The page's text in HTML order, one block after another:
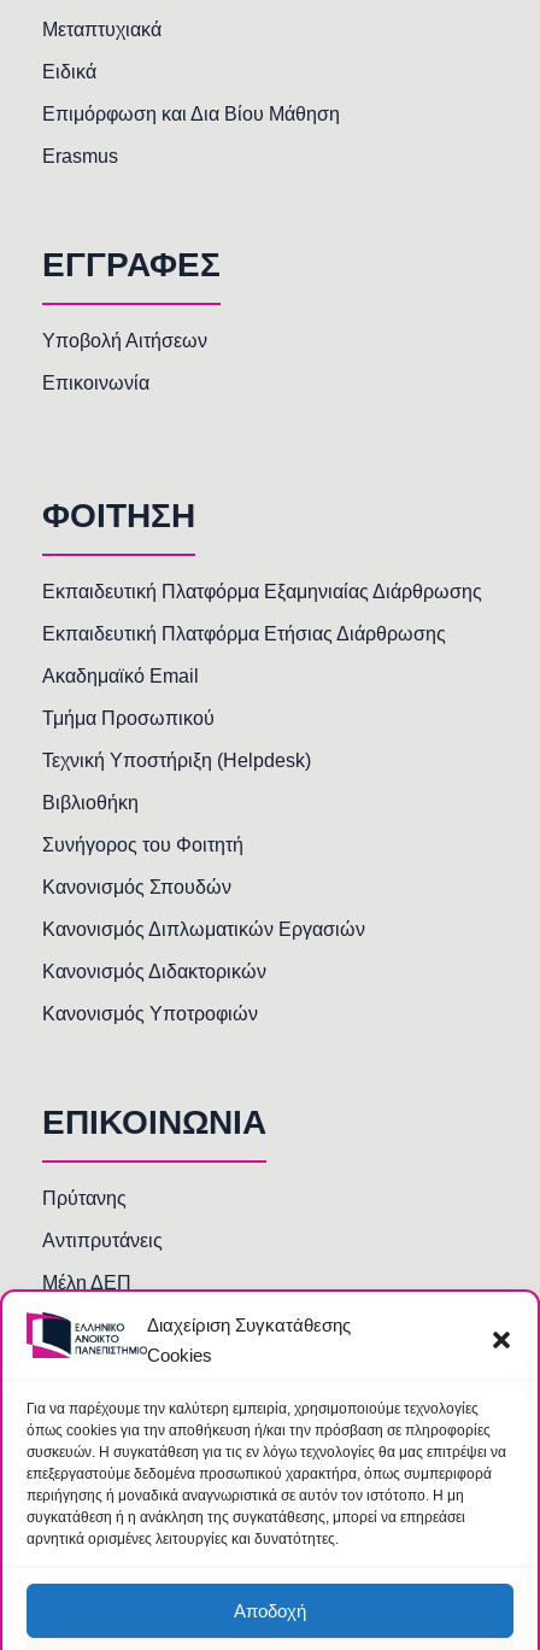
Διαχείριση Συγκατάθεσης
Cookies
Για να παρέχουμε την καλύτερη εμπειρία, χρησιμοποιούμε τεχνολογίες
όπως cookies για την αποθήκευση ή/και την πρόσβαση σε πληροφορίες
συσκευών. Η συγκατάθεση για τις εν λόγω τεχνολογίες θα μας επιτρέψει να
επεξεργαστούμε δεδομένα προσωπικού χαρακτήρα, όπως συμπεριφορά
περιήγησης ή μοναδικά αναγνωριστικά σε αυτόν τον ιστότοπο. Η μη
συγκατάθεση ή η ανάκληση της συγκατάθεσης, μπορεί να επηρεάσει
αρνητικά ορισμένες λειτουργίες και δυνατότητες.
Αποδοχή
Μεταπτυχιακά
Ειδικά
Επιμόρφωση και Δια Βίου Μάθηση
Erasmus
ΕΓΓΡΑΦΕΣ
Υποβολή Αιτήσεων
Επικοινωνία
ΦΟΙΤΗΣΗ
Εκπαιδευτική Πλατφόρμα Εξαμηνιαίας Διάρθρωσης
Εκπαιδευτική Πλατφόρμα Ετήσιας Διάρθρωσης
Ακαδημαϊκό Email
Τμήμα Προσωπικού
Τεχνική Υποστήριξη (Helpdesk)
Βιβλιοθήκη
Συνήγορος του Φοιτητή
Κανονισμός Σπουδών
Κανονισμός Διπλωματικών Εργασιών
Κανονισμός Διδακτορικών
Κανονισμός Υποτροφιών
ΕΠΙΚΟΙΝΩΝΙΑ
Πρύτανης
Αντιπρυτάνεις
Μέλη ΔΕΠ
Τμήματα και Υπηρεσίες
Γραμματείες Κοσμητειών Σχολών
Βιβλιοθήκη
Συχνές Ερωτήσεις